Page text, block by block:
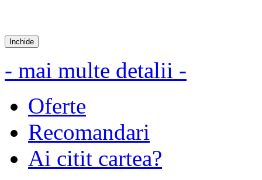
Inchide
- mai multe detalii -
Oferte
Recomandari
Ai citit cartea?